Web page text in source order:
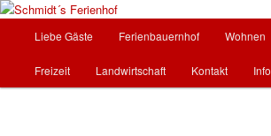
Zum
wechseln
Schmidt´s Ferienhof
Urlaub auf dem Bauernhof in Ostheim/Rhön
Liebe Gäste Ferienbauernhof Wohnen
Freizeit Landwirtschaft Kontakt Info